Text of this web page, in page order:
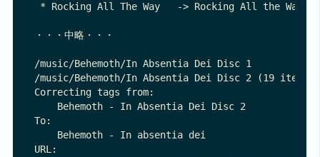
* Rocking All The Way   -> Rocking All the Way
・・・中略・・・
/music/Behemoth/In Absentia Dei Disc 1
/music/Behemoth/In Absentia Dei Disc 2 (19 items)
Correcting tags from:
    Behemoth - In Absentia Dei Disc 2
To:
    Behemoth - In absentia dei
URL: